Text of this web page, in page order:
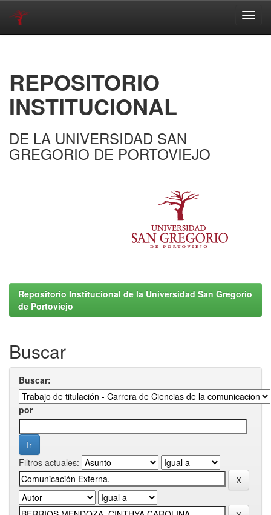
REPOSITORIO
INSTITUCIONAL
DE LA UNIVERSIDAD SAN
GREGORIO DE PORTOVIEJO
Repositorio Institucional de la Universidad San Gregorio
de Portoviejo
Buscar
Buscar:
por
Filtros actuales: